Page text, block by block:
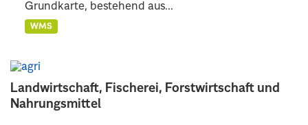
Landwirtschaft, Fischerei, Forstwirtschaft und
Nahrungsmittel
Grundkarte, bestehend aus...
WMS